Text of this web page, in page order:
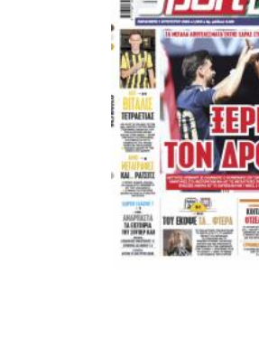
ΚΑΝΕΝΑΣ δεν είναι πάνω απο αυτά
ADVERTISEMENT
ΑΜΠΑΛΑΕΑ, ΜΑΚΕΔΟΝΕΣ,